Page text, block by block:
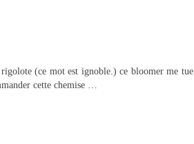
(ce mot est ignoble.) ce bloomer me tue
cette chemise …